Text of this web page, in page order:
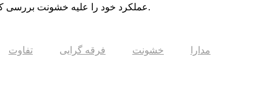
عملکرد خود را علیه خشونت بررسی کنند. زیرا آنها هستند که در این ‌باره مسئولند.
مدارا خشونت فرقه گرایی تفاوت